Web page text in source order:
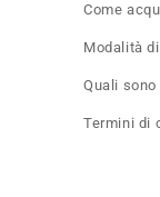
Come
Modalità
Quali
Termini di